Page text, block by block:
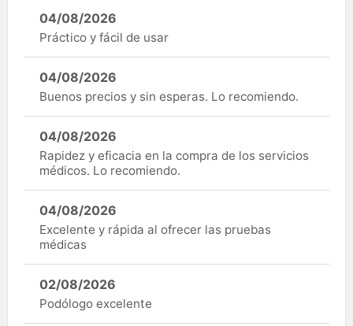
04/08/2026
Práctico y fácil de usar
04/08/2026
Buenos precios y sin esperas. Lo recomiendo.
04/08/2026
Rapidez y eficacia en la compra de los servicios
médicos. Lo recomiendo.
04/08/2026
Excelente y rápida al ofrecer las pruebas
médicas
02/08/2026
Podólogo excelente